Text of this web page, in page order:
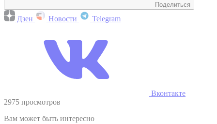
Поделиться
Дзен Новости Telegram
Вконтакте
2975 просмотров
Вам может быть интересно